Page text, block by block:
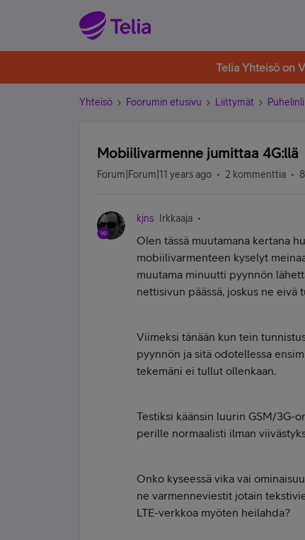
Telia Yhteisö on
Yhteisö Foorumin etusivu Liittymät
Mobiilivarmenne jumittaa 4G:llä
Forum|Forum|11 years ago 2 kommenttia
kjns Irkkaaja
Olen tässä muutamana kertana
mobiilivarmenteen kyselyt
muutama minuutti pyynnön
nettisivun päässä, joskus ne eivä
Viimeksi tänään kun tein
pyynnön ja sitä odotellessa
tekemäni ei tullut ollenkaan.
Testiksi käänsin luurin GSM/3G-
perille normaalisti ilman
Onko kyseessä vika vai
ne varmenneviestit jotain
LTE-verkkoa myöten heilahda?